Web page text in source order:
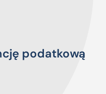
podatkową